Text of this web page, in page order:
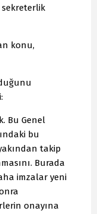
sekreterlik
konu,
Bu Genel
bu
takip
Burada
imzalar yeni
onayına